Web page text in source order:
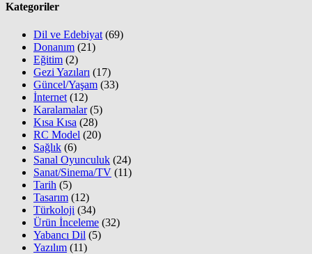
Kategoriler
Dil ve Edebiyat (69)
Donanım (21)
Eğitim (2)
Gezi Yazıları (17)
Güncel/Yaşam (33)
İnternet (12)
Karalamalar(5)
Kısa Kısa (28)
RC Model (20)
Sağlık (6)
Sanal Oyunculuk (24)
Sanat/Sinema/TV (11)
Tarih (5)
Tasarım (12)
Türkoloji (34)
Ürün İnceleme (32)
Yabancı Dil (5)
Yazılım (11)